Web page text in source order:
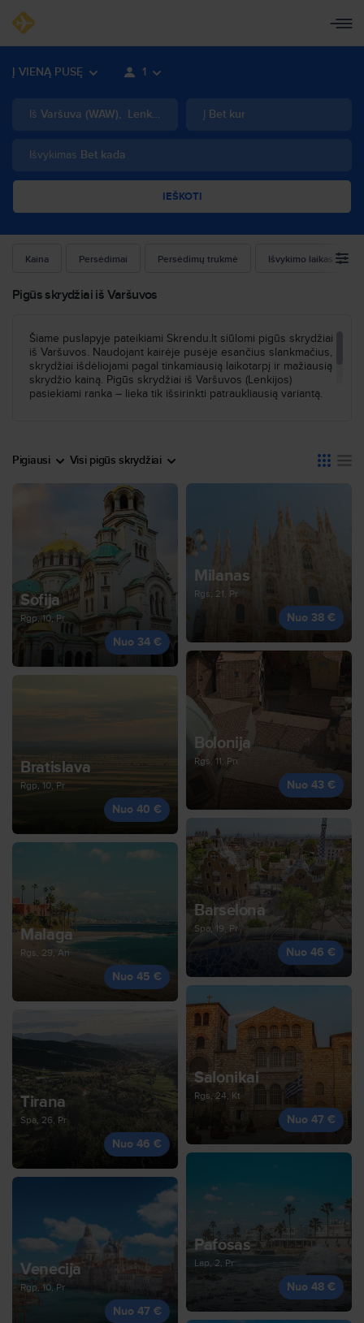
Į VIENĄ PUSĘ 1
Iš Varšuva (WAW), Lenkija Į Bet kur
Išvykimas Bet kada
IEŠKOTI
Kaina Persėdimai Persėdimų trukmė Išvykimo laikas
Pigūs skrydžiai iš Varšuvos
Šiame puslapyje pateikiami Skrendu.lt siūlomi pigūs skrydžiai
iš Varšuvos. Naudojant kairėje pusėje esančius slankmačius,
skrydžiai išdėliojami pagal tinkamiausią laikotarpį ir mažiausią
skrydžio kainą. Pigūs skrydžiai iš Varšuvos (Lenkijos)
pasiekiami ranka – lieka tik išsirinkti patraukliausią variantą.
Pigiausi Visi pigūs skrydžiai
Sofija
Rgp, 10, Pr
Nuo 34 €
Milanas
Rgs, 21, Pr
Nuo 38 €
Bratislava
Rgp, 10, Pr
Nuo 40 €
Bolonija
Rgs, 11, Pn
Nuo 43 €
Malaga
Rgs, 29, An
Nuo 45 €
Barselona
Spa, 19, Pr
Nuo 46 €
Tirana
Spa, 26, Pr
Nuo 46 €
Salonikai
Rgs, 24, Kt
Nuo 47 €
Venecija
Rgp, 10, Pr
Nuo 47 €
Pafosas
Lap, 2, Pr
Nuo 48 €